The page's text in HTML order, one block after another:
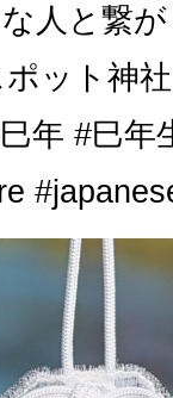
人と繋
ット神
年 #巳年